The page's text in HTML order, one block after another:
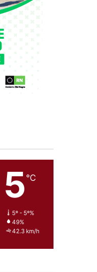
5 ℃
5º - 5º%
49%
42.3 km/h